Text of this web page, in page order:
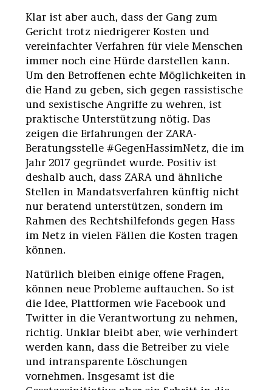
Klar ist aber auch, dass der Gang zum
Gericht trotz niedrigerer Kosten und
vereinfachter Verfahren für viele Menschen
immer noch eine Hürde darstellen kann.
Um den Betroffenen echte Möglichkeiten in
die Hand zu geben, sich gegen rassistische
und sexistische Angriffe zu wehren, ist
praktische Unterstützung nötig. Das
zeigen die Erfahrungen der ZARA-
Beratungsstelle #GegenHassimNetz, die im
Jahr 2017 gegründet wurde. Positiv ist
deshalb auch, dass ZARA und ähnliche
Stellen in Mandatsverfahren künftig nicht
nur beratend unterstützen, sondern im
Rahmen des Rechtshilfefonds gegen Hass
im Netz in vielen Fällen die Kosten tragen
können.
Natürlich bleiben einige offene Fragen,
können neue Probleme auftauchen. So ist
die Idee, Plattformen wie Facebook und
Twitter in die Verantwortung zu nehmen,
richtig. Unklar bleibt aber, wie verhindert
werden kann, dass die Betreiber zu viele
und intransparente Löschungen
vornehmen. Insgesamt ist die